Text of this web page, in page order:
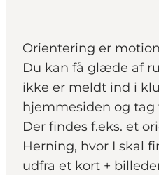
Orientering er
Du kan få glæde af
ikke er meldt ind i
hjemmesiden og
Der findes f.eks. et
Herning, hvor I skal
udfra et kort +